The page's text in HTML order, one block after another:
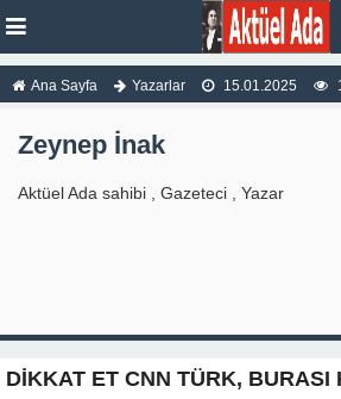
Ana Sayfa Yazarlar 15.01.2025
Zeynep İnak
Aktüel Ada sahibi , Gazeteci , Yazar
DİKKAT ET CNN TÜRK, BURASI